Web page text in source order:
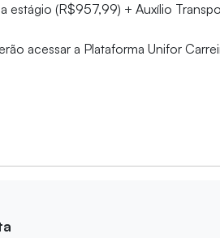
estágio (R$957,99) + Auxílio
acessar a Plataforma Unifor